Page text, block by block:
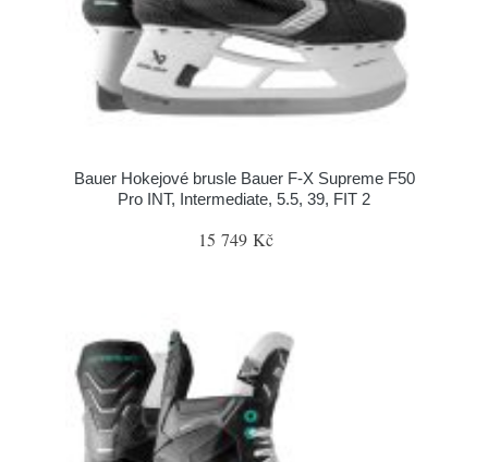
Bauer Hokejové brusle Bauer F-X Supreme F50
Pro INT, Intermediate, 5.5, 39, FIT 2
15 749 Kč